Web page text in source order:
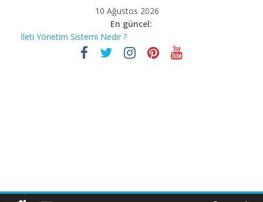
10 Ağustos 2026
En güncel:
İleti Yönetim Sistemi Nedir ?
Bilgisayar korsanları Covid-19’un mağdurlarını nasıl avlıyor?
Stephen Hawking